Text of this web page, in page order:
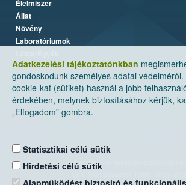
Adatkezelési tájékoztatónkban
gondoskodunk személyes adatai
cookie-kat (sütiket) használ a jobb
érdekében, melynek biztosításához kérjük,
„Elfogadom” gombra.
Statisztikai célú sütik
Hirdetési célú sütik
Alapműködést biztosító és
Élelmiszer
Állat
Növény
Laboratóriumok
Nemzeti Élelmiszerlánc-biztonsági